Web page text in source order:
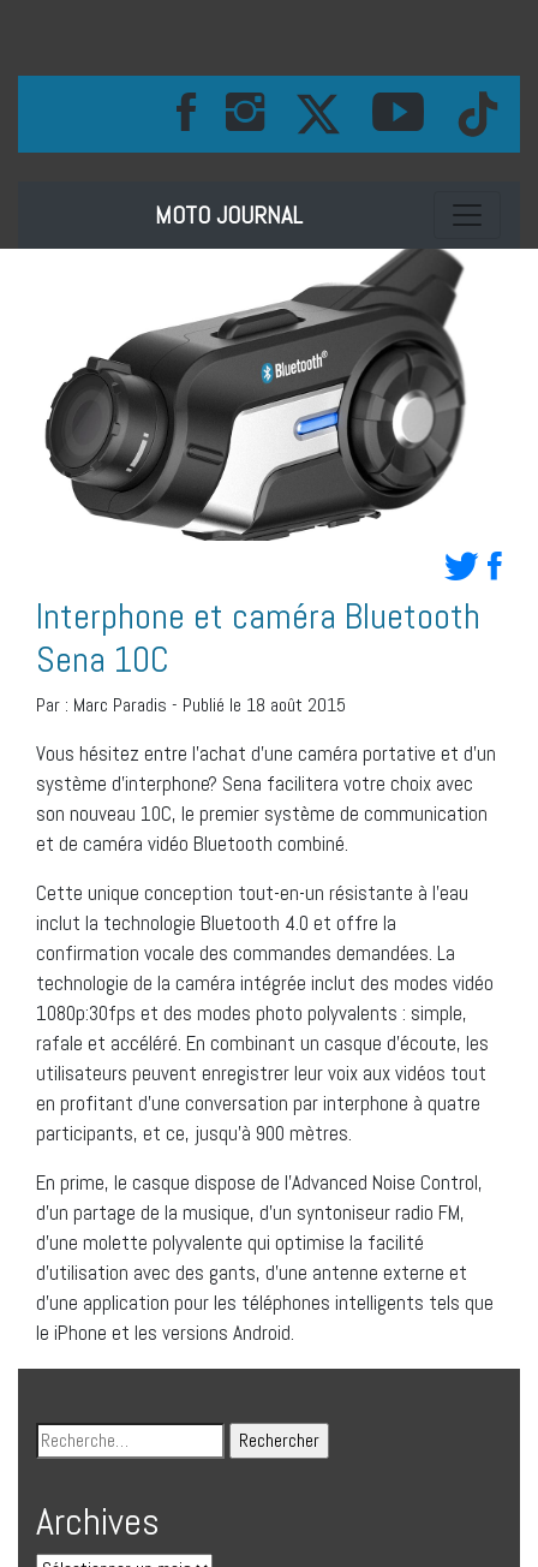
MOTO JOURNAL Toggle
Interphone et caméra Bluetooth
Sena 10C
Par : Marc Paradis - Publié le 18 août 2015
Vous hésitez entre l’achat d’une caméra portative et d’un
système d’interphone? Sena facilitera votre choix avec
son nouveau 10C, le premier système de communication
et de caméra vidéo Bluetooth combiné.
Cette unique conception tout-en-un résistante à l’eau
inclut la technologie Bluetooth 4.0 et offre la
confirmation vocale des commandes demandées. La
technologie de la caméra intégrée inclut des modes vidéo
1080p:30fps et des modes photo polyvalents : simple,
rafale et accéléré. En combinant un casque d’écoute, les
utilisateurs peuvent enregistrer leur voix aux vidéos tout
en profitant d’une conversation par interphone à quatre
participants, et ce, jusqu’à 900 mètres.
En prime, le casque dispose de l’Advanced Noise Control,
d’un partage de la musique, d’un syntoniseur radio FM,
d’une molette polyvalente qui optimise la facilité
d’utilisation avec des gants, d’une antenne externe et
d’une application pour les téléphones intelligents tels que
le iPhone et les versions Android.
Archives